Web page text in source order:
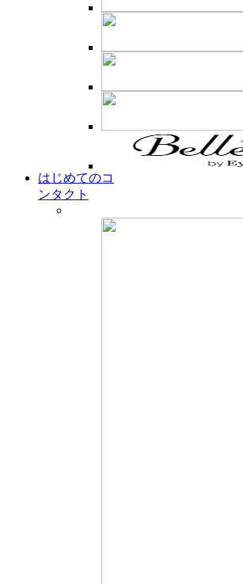
はじめてのコ
ンタクト